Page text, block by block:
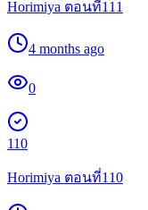
Horimiya ตอนที่111
4 months ago
0
110
Horimiya ตอนที่110